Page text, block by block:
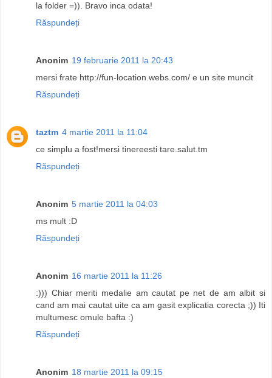
la folder =)). Bravo inca odata!
Răspundeți
Anonim 19 februarie 2011 la 20:43
mersi frate http://fun-location.webs.com/ e un site muncit
Răspundeți
taztm 4 martie 2011 la 11:04
ce simplu a fost!mersi tinereesti tare.salut.tm
Răspundeți
Anonim 5 martie 2011 la 04:03
ms mult :D
Răspundeți
Anonim 16 martie 2011 la 11:26
:))) Chiar meriti medalie am cautat pe net de am albit si
cand am mai cautat uite ca am gasit explicatia corecta ;)) Iti
multumesc omule bafta :)
Răspundeți
Anonim 18 martie 2011 la 09:15